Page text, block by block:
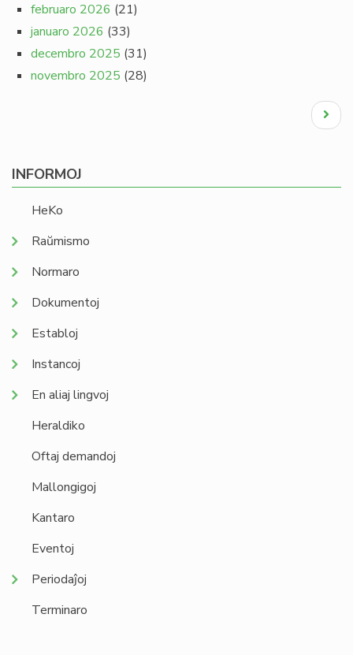
februaro 2026 (21)
januaro 2026 (33)
decembro 2025 (31)
novembro 2025 (28)
Next
page
INFORMOJ
HeKo
Raŭmismo
Normaro
Dokumentoj
Establoj
Instancoj
En aliaj lingvoj
Heraldiko
Oftaj demandoj
Mallongigoj
Kantaro
Eventoj
Periodaĵoj
Terminaro